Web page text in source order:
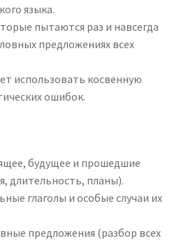
языка.
пытаются раз и навсегда
предложениях всех
использовать косвенную
ошибок.
будущее и прошедшие
длительность, планы).
глаголы и особые случаи их
предложения (разбор всех